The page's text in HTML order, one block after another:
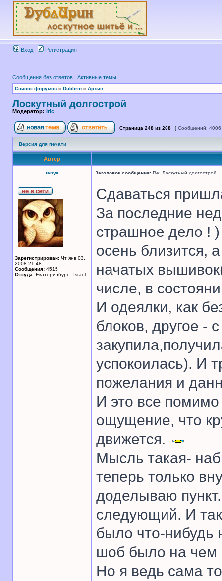
Вход Регистрация
Сообщения без ответов | Активные темы
Список форумов » Dublirin » Архив
Лоскутный долгострой
Модератор: Iric
Страница 248 из 268 [ Сообщений:
Версия для печати
Автор
tanya Заголовок сообщения: Re: Лоскутный долгострой
Зарегистрирован: Чт янв 03,
2008 21:48
Сообщения: 4515
Откуда: Екатеринбург - Israel
Сдаваться
За последние
страшное дело !
осень близится,
начатых
числе, в
И одеялки, как
блоков, другое -
успокоилась). И
пожелания и
И это все помимо
ощущение, что
движется.
Мысль такая-
теперь только
доделываю
следующий. И
было что-нибудь
шоб было на чем
Но я ведь сама